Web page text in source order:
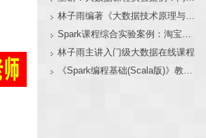
林子雨编著《大数据技术原理与应用（第3版）》教材配套大数据软件安装和编程实践指南
林子雨主讲入门级大数据在线课程
《Spark编程基础(Scala版)》教材官网